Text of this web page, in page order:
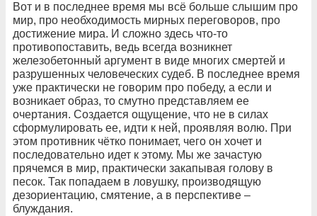
Вот и в последнее время мы всё больше слышим про
мир, про необходимость мирных переговоров, про
достижение мира. И сложно здесь что-то
противопоставить, ведь всегда возникнет
железобетонный аргумент в виде многих смертей и
разрушенных человеческих судеб. В последнее время
уже практически не говорим про победу, а если и
возникает образ, то смутно представляем ее
очертания. Создается ощущение, что не в силах
сформулировать ее, идти к ней, проявляя волю. При
этом противник чётко понимает, чего он хочет и
последовательно идет к этому. Мы же зачастую
прячемся в мир, практически закапывая голову в
песок. Так попадаем в ловушку, производящую
дезориентацию, смятение, а в перспективе –
блуждания.